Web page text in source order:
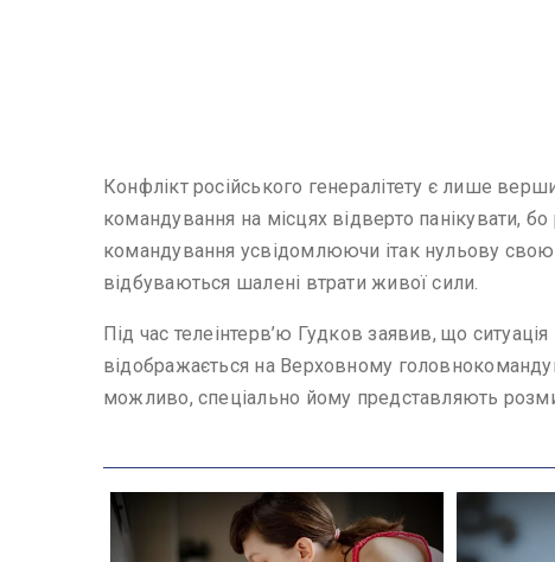
Конфлікт російського генералітету є лише
командування на місцях відверто панікувати,
командування усвідомлюючи ітак нульову
відбуваються шалені втрати живої сили.
Під час телеінтерв’ю Гудков заявив, що
відображається на Верховному
можливо, спеціально йому представляють